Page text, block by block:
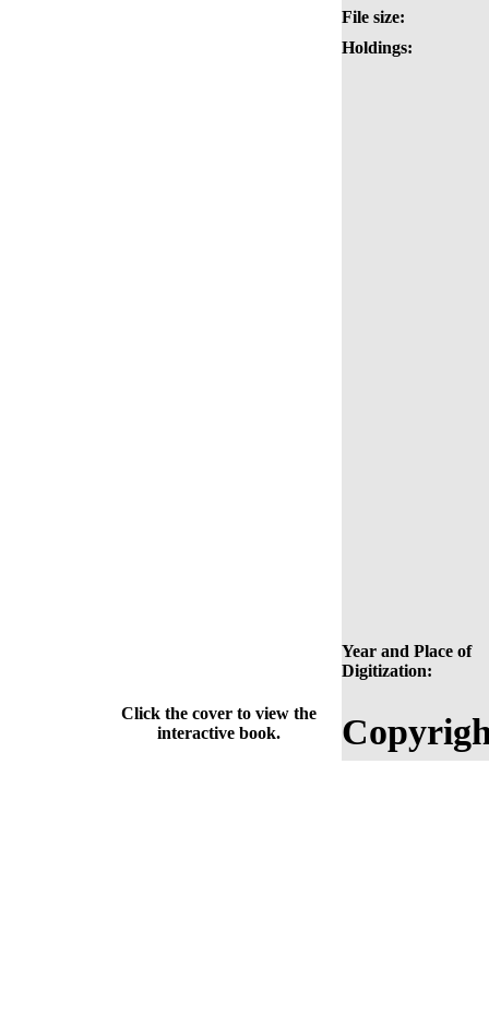
File size:
Holdings:
Year and Place of
Digitization:
Click the cover to view the
interactive book.